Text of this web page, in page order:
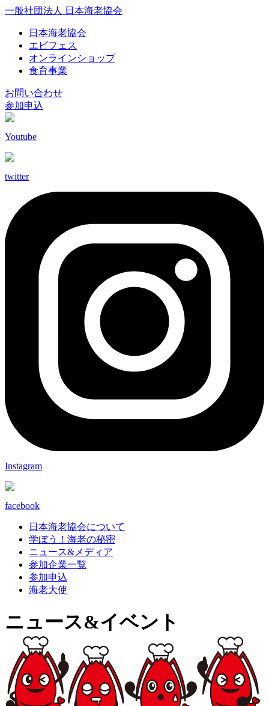
一般社団法人 日本海老協会
日本海老協会
エビフェス
オンラインショップ
食育事業
お問い合わせ
参加申込
Youtube
twitter
Instagram
facebook
日本海老協会について
学ぼう！海老の秘密
ニュース&メディア
参加企業一覧
参加申込
海老大使
ニュース&イベント